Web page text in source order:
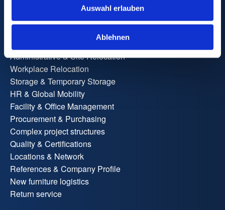
Auswahl erlauben
Ablehnen
Corporate clients
International employee assignments
Relocation Service for Expats
Administrative & Site Relocation
Workplace Relocation
Storage & Temporary Storage
HR & Global Mobility
Facility & Office Management
Procurement & Purchasing
Complex project structures
Quality & Certifications
Locations & Network
References & Company Profile
New furniture logistics
Return service